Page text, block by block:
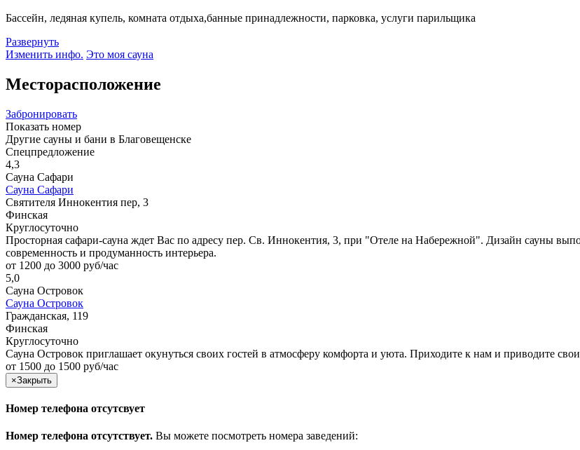
Бассейн, ледяная купель, комната отдыха,банные принадлежности, парковка, услуги парильщика
Развернуть
Изменить инфо. Это моя сауна
Месторасположение
Забронировать
Показать номер
Другие сауны и бани в Благовещенске
Спецпредложение
4,3
Сауна Сафари
Сауна Сафари
Святителя Иннокентия пер, 3
Финская
Круглосуточно
Просторная сафари-сауна ждет Вас по адресу пер. Св. Иннокентия, 3, при "Отеле на Набережной". Дизайн сауны
современность и продуманность интерьера.
от 1200 до 3000 руб/час
5,0
Сауна Островок
Сауна Островок
Гражданская, 119
Финская
Круглосуточно
Сауна Островок приглашает окунуться своих гостей в атмосферу комфорта и уюта. Приходите к нам и приводите
от 1500 до 1500 руб/час
×Закрыть
Номер телефона отсутсвует
Номер телефона отсутствует. Вы можете посмотреть номера заведений: